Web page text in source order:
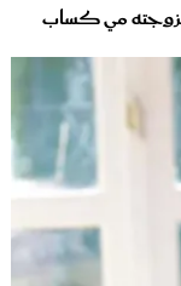
مي كساب